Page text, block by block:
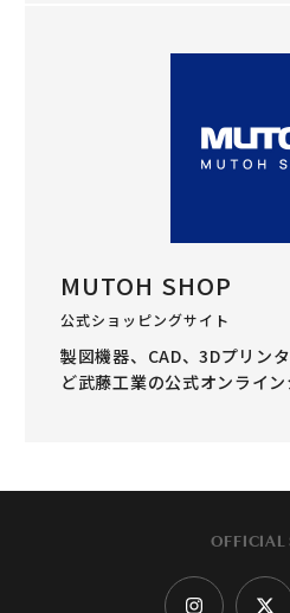
MUTOH SHOP
公式ショッピングサイト
製図機器、CAD、3Dプリン
ど武藤工業の公式オンライ
OFFICIAL